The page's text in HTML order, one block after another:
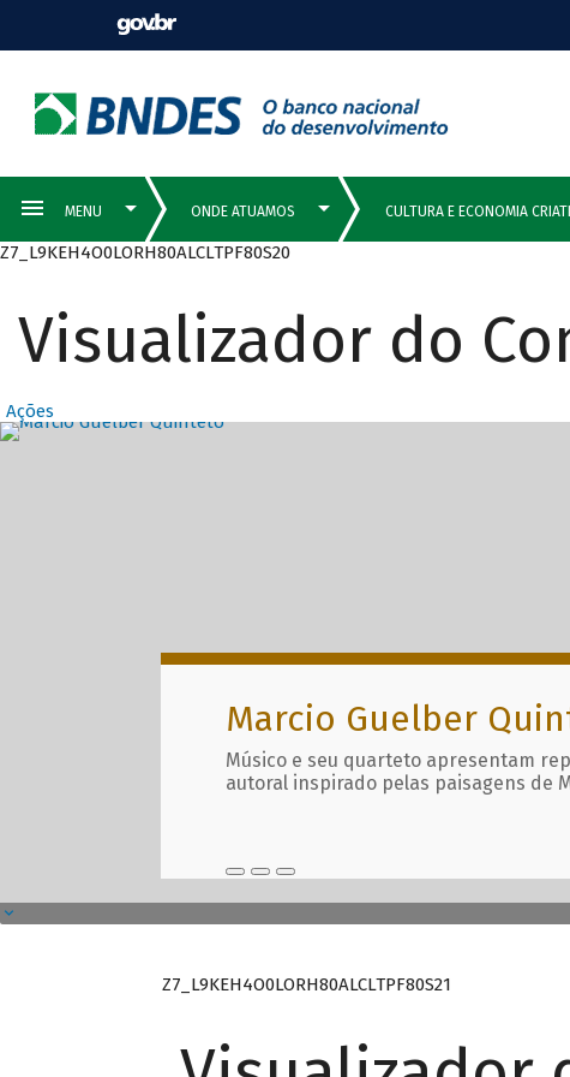
Z7_L9KEH4O0LORH80ALCLTPF80S20
Visualizador do
Ações
Destaques
Marcio Guelber
Músico e seu quarteto apresentam
autoral inspirado pelas paisagens de
Z7_L9KEH4O0LORH80ALCLTPF80S21